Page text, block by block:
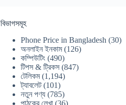
বিভাগসমূহ
Phone Price in Bangladesh (30)
অনলাইন ইনকাম(126)
কম্পিউটিং (490)
টিপস & ট্রিকস (847)
টেলিকম(1,194)
ট্যাবলেট(101)
নতুন পণ্য (785)
পাঠকের লেখা (36)